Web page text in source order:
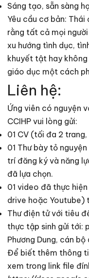
Sáng tạo, sẵn sàng
Yêu cầu cơ bản:
rằng tất cả mọi
xu hướng tình dục,
khuyết tật hay
giáo dục một cách
Liên hệ:
Ứng viên có nguyện
CCIHP vui lòng gửi:
01 CV (tối đa 2
01 Thư bày tỏ
trí đăng ký và năng
đã lựa chọn.
01 video đã thực
drive hoặc Youtube)
Thư điện tử với tiêu
thực tập sinh gửi tới:
Phương Dung, cán
Để biết thêm thông
xem trong link file